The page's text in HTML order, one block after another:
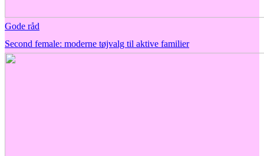
Gode råd
Second female: moderne tøjvalg til aktive familier